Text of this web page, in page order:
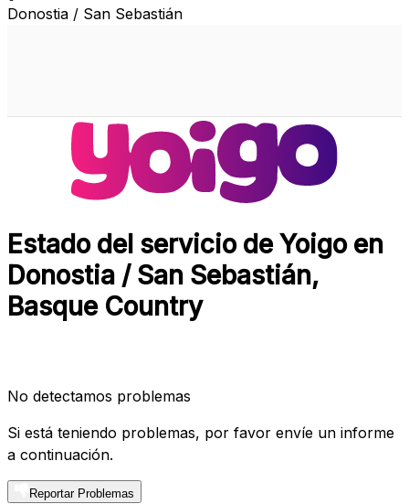
Donostia / San Sebastián
Estado del servicio de Yoigo en
Donostia / San Sebastián,
Basque Country
No detectamos problemas
Si está teniendo problemas, por favor envíe un informe
a continuación.
Reportar Problemas